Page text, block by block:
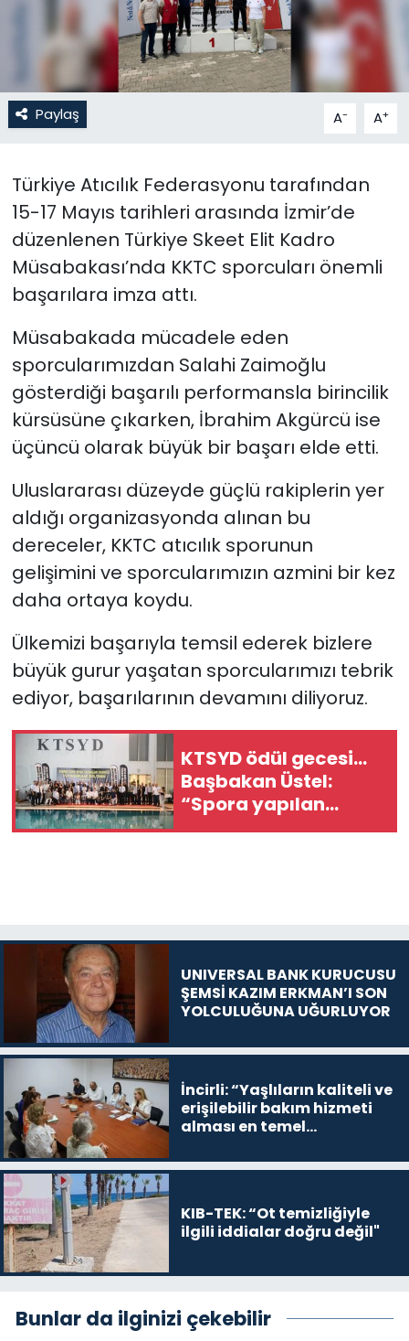
Paylaş A- A+
Türkiye Atıcılık Federasyonu tarafından
15-17 Mayıs tarihleri arasında İzmir’de
düzenlenen Türkiye Skeet Elit Kadro
Müsabakası’nda KKTC sporcuları önemli
başarılara imza attı.
Müsabakada mücadele eden
sporcularımızdan Salahi Zaimoğlu
gösterdiği başarılı performansla birincilik
kürsüsüne çıkarken, İbrahim Akgürcü ise
üçüncü olarak büyük bir başarı elde etti.
Uluslararası düzeyde güçlü rakiplerin yer
aldığı organizasyonda alınan bu
dereceler, KKTC atıcılık sporunun
gelişimini ve sporcularımızın azmini bir kez
daha ortaya koydu.
Ülkemizi başarıyla temsil ederek bizlere
büyük gurur yaşatan sporcularımızı tebrik
ediyor, başarılarının devamını diliyoruz.
KTSYD ödül gecesi...
Başbakan Üstel:
“Spora yapılan
yatırım, geleceğe,
UNIVERSAL BANK KURUCUSU
ŞEMSİ KAZIM ERKMAN’I SON
YOLCULUĞUNA UĞURLUYOR
İncirli: “Yaşlıların kaliteli ve
erişilebilir bakım hizmeti
alması en temel
KIB-TEK: “Ot temizliğiyle
ilgili iddialar doğru değil"
Bunlar da ilginizi çekebilir
Magazin
Moda
Nöbetçi Eczaneler
Politika
SAĞLIK
Spor
Teknoloji
TÜRKiYE
Video Galeri
YAŞAM
Yazarlar